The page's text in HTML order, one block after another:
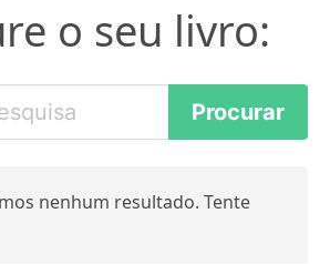
o seu livro:
nenhum resultado. Tente